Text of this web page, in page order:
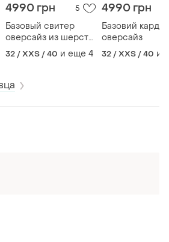
4990 грн 5
Базовый свитер
оверсайз из шерсти
альпака
32 / XXS / 40 и еще 4
4990 грн
Базовий
оверсайз
32 / XXS / 40 и